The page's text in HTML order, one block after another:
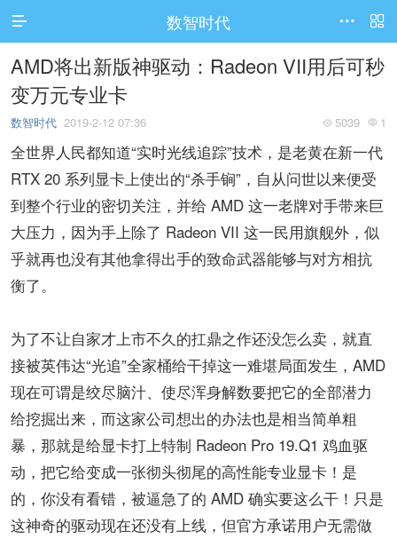
访问电脑版
 数智时代 

AMD将出新版神驱动：Radeon VII用后可秒
变万元专业卡
 5039  1
数智时代 2019-2-12 07:36
全世界人民都知道“实时光线追踪”技术，是老黄在新一代
RTX 20 系列显卡上使出的“杀手锏”，自从问世以来便受
到整个行业的密切关注，并给 AMD 这一老牌对手带来巨
大压力，因为手上除了 Radeon VII 这一民用旗舰外，似
乎就再也没有其他拿得出手的致命武器能够与对方相抗
衡了。
为了不让自家才上市不久的扛鼎之作还没怎么卖，就直
接被英伟达“光追”全家桶给干掉这一难堪局面发生，AMD
现在可谓是绞尽脑汁、使尽浑身解数要把它的全部潜力
给挖掘出来，而这家公司想出的办法也是相当简单粗
暴，那就是给显卡打上特制 Radeon Pro 19.Q1 鸡血驱
动，把它给变成一张彻头彻尾的高性能专业显卡！是
的，你没有看错，被逼急了的 AMD 确实要这么干！只是
这神奇的驱动现在还没有上线，但官方承诺用户无需做